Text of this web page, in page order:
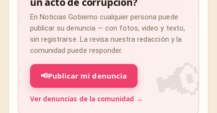
En Noticias Gobierno cualquier persona puede
publicar su denuncia — con fotos, video y texto,
sin registrarse. La revisa nuestra redacción y la
comunidad puede responder.
📢Publicar mi denuncia
Ver denuncias de la comunidad →